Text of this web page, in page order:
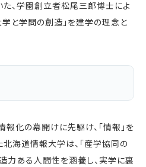
、学園創立者松尾三郎博士によ
学と学問の創造」を建学の理念と
化の幕開けに先駆け、「情報」を
海道情報大学は、「産学協同の
力ある人間性を涵養し、実学に裏